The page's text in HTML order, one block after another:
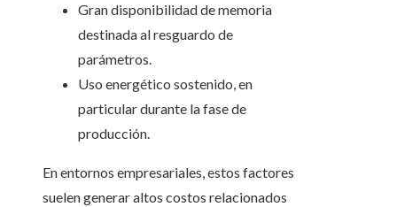
Gran disponibilidad de memoria
destinada al resguardo de
parámetros.
Uso energético sostenido, en
particular durante la fase de
producción.
En entornos empresariales, estos factores
suelen generar altos costos relacionados